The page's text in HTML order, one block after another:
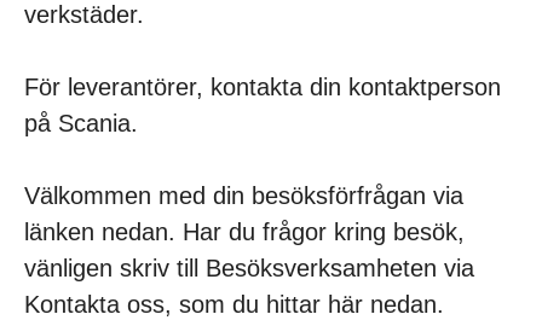
verkstäder.
För leverantörer, kontakta din kontaktperson
på Scania.
Välkommen med din besöksförfrågan via
länken nedan. Har du frågor kring besök,
vänligen skriv till Besöksverksamheten via
Kontakta oss, som du hittar här nedan.